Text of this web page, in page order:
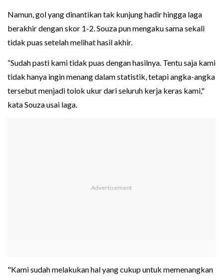
Namun, gol yang dinantikan tak kunjung hadir hingga laga
berakhir dengan skor 1-2. Souza pun mengaku sama sekali
tidak puas setelah melihat hasil akhir.
“Sudah pasti kami tidak puas dengan hasilnya. Tentu saja kami
tidak hanya ingin menang dalam statistik, tetapi angka-angka
tersebut menjadi tolok ukur dari seluruh kerja keras kami,"
kata Souza usai laga.
"Kami sudah melakukan hal yang cukup untuk memenangkan